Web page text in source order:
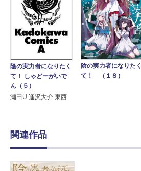
陰の実力者になりたく
て！ しゃどーがいで
ん（５）
瀬田U 逢沢大介 東西
陰の実力者になりたく
て！ （１８）
関連作品